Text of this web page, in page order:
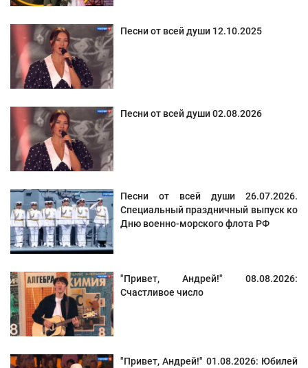
Песни от всей души 12.10.2025
Песни от всей души 02.08.2026
Песни от всей души 26.07.2026.
Специальный праздничный выпуск ко
Дню военно-морского флота РФ
"Привет, Андрей!" 08.08.2026:
Счастливое число
"Привет, Андрей!" 01.08.2026: Юбилей